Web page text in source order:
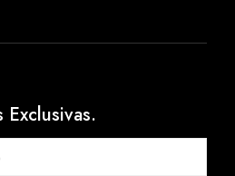
Exclusivas.